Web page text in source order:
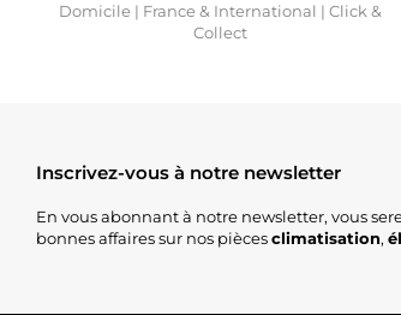
Domicile | France & International | Click &
Collect
Inscrivez-vous à notre newsletter
En vous abonnant à notre newsletter, vous
bonnes affaires sur nos piècesclimatisation,